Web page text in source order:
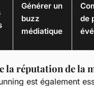
Générer un
buzz
médiatique
de
la réputation de la
est également